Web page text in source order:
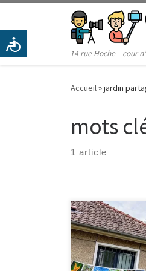
Passer au contenu
14 rue Hoche – cour
Accueil»jardin
mots
1 article
Les 5 et 6 juillet
(Vanves) dont